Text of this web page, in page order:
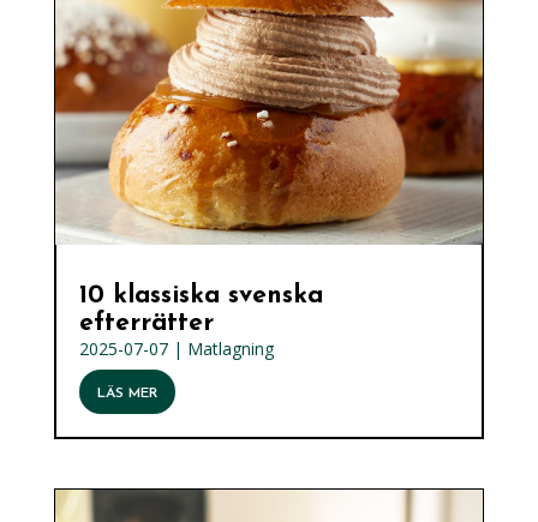
10 klassiska svenska
efterrätter
2025-07-07| Matlagning
LÄS MER